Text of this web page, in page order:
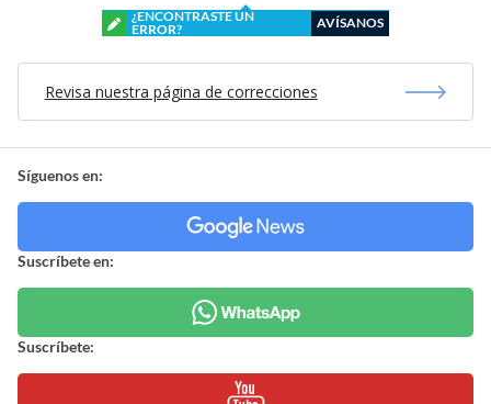
¿ENCONTRASTE UN
ERROR?
AVÍSANOS
Revisa nuestra página de correcciones
Síguenos en:
Suscríbete en:
Suscríbete: